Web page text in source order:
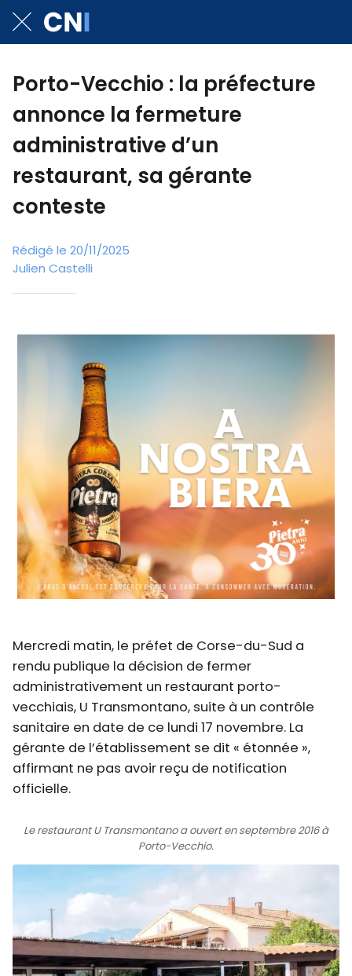
Porto-Vecchio : la préfecture
annonce la fermeture
administrative d’un
restaurant, sa gérante
conteste
Rédigé le 20/11/2025
Julien Castelli
Mercredi matin, le préfet de Corse-du-Sud a
rendu publique la décision de fermer
administrativement un restaurant porto-
vecchiais, U Transmontano, suite à un contrôle
sanitaire en date de ce lundi 17 novembre. La
gérante de l’établissement se dit « étonnée »,
affirmant ne pas avoir reçu de notification
officielle.
Le restaurant U Transmontano a ouvert en septembre 2016 à
Porto-Vecchio.